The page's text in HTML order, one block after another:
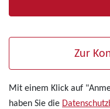
Zur
Mit einem Klick auf
haben Sie die